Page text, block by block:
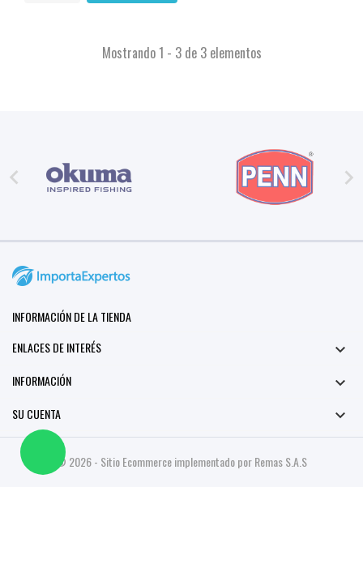
Mostrando 1 - 3 de 3 elementos
 
INFORMACIÓN DE LA TIENDA
ENLACES DE INTERÉS

INFORMACIÓN 
SU CUENTA 
© 2026 - Sitio Ecommerce implementado por Remas S.A.S